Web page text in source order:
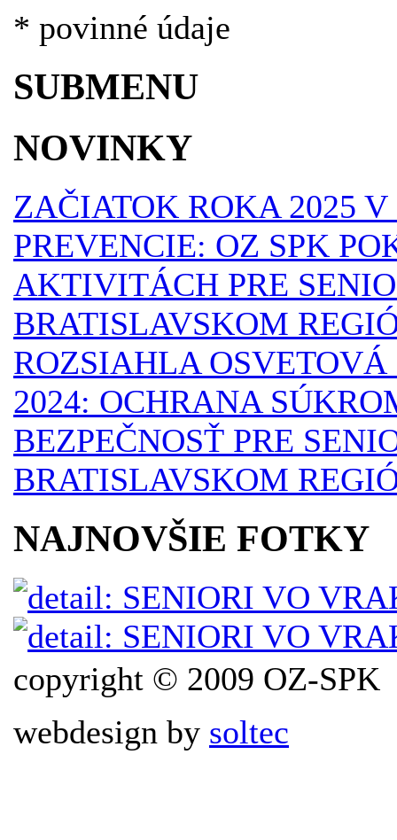
* povinné údaje
SUBMENU
NOVINKY
ZAČIATOK ROKA 2025
PREVENCIE: OZ SPK
AKTIVITÁCH PRE
BRATISLAVSKOM
ROZSIAHLA
2024: OCHRANA
BEZPEČNOSŤ PRE
BRATISLAVSKOM
NAJNOVŠIE FOTKY
copyright © 2009 OZ-SPK
webdesign by soltec